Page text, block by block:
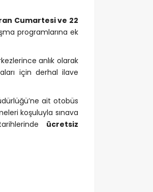
Cumartesi ve 22
programlarına ek
anlık olarak
için derhal ilave
ait otobüs
koşuluyla sınava
ücretsiz